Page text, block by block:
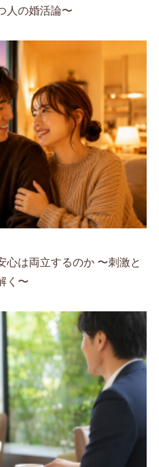
人の婚活論〜
は両立するのか 〜刺激と
く〜